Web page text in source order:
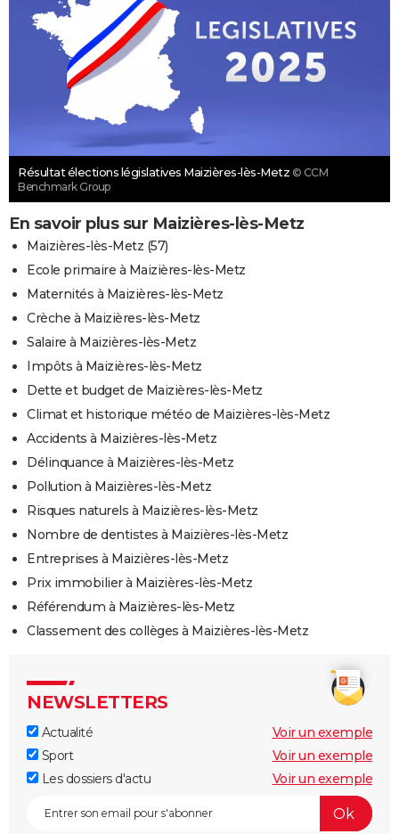
Résultat élections législatives Maizières-lès-Metz © CCM
Benchmark Group
En savoir plus sur Maizières-lès-Metz
Maizières-lès-Metz (57)
Ecole primaire à Maizières-lès-Metz
Maternités à Maizières-lès-Metz
Crèche à Maizières-lès-Metz
Salaire à Maizières-lès-Metz
Impôts à Maizières-lès-Metz
Dette et budget de Maizières-lès-Metz
Climat et historique météo de Maizières-lès-Metz
Accidents à Maizières-lès-Metz
Délinquance à Maizières-lès-Metz
Pollution à Maizières-lès-Metz
Risques naturels à Maizières-lès-Metz
Nombre de dentistes à Maizières-lès-Metz
Entreprises à Maizières-lès-Metz
Prix immobilier à Maizières-lès-Metz
Référendum à Maizières-lès-Metz
Classement des collèges à Maizières-lès-Metz
NEWSLETTERS
Actualité
Voir un exemple
Sport
Voir un exemple
Les dossiers d'actu
Voir un exemple